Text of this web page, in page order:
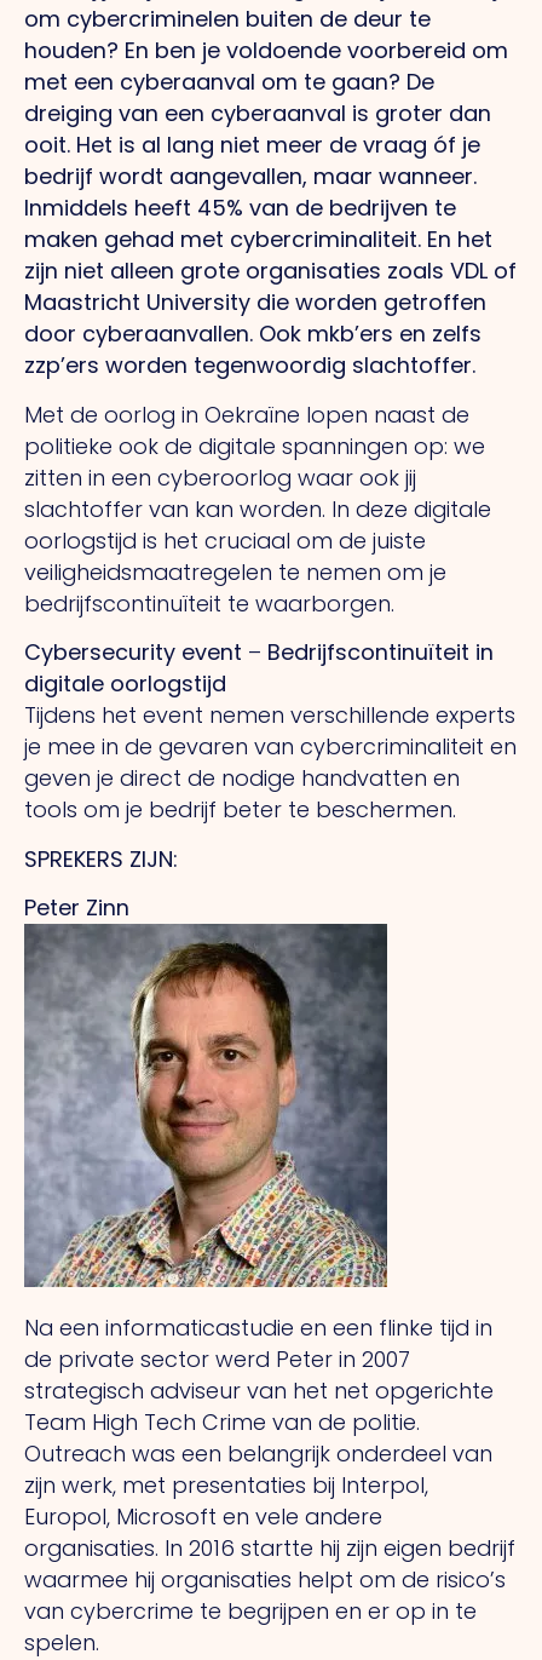
om cybercriminelen buiten de deur te
houden? En ben je voldoende voorbereid om
met een cyberaanval om te gaan? De
dreiging van een cyberaanval is groter dan
ooit. Het is al lang niet meer de vraag óf je
bedrijf wordt aangevallen, maar wanneer.
Inmiddels heeft 45% van de bedrijven te
maken gehad met cybercriminaliteit. En het
zijn niet alleen grote organisaties zoals VDL of
Maastricht University die worden getroffen
door cyberaanvallen. Ook mkb’ers en zelfs
zzp’ers worden tegenwoordig slachtoffer.
Met de oorlog in Oekraïne lopen naast de
politieke ook de digitale spanningen op: we
zitten in een cyberoorlog waar ook jij
slachtoffer van kan worden. In deze digitale
oorlogstijd is het cruciaal om de juiste
veiligheidsmaatregelen te nemen om je
bedrijfscontinuïteit te waarborgen.
Cybersecurity event – Bedrijfscontinuïteit in
digitale oorlogstijd
Tijdens het event nemen verschillende experts
je mee in de gevaren van cybercriminaliteit en
geven je direct de nodige handvatten en
tools om je bedrijf beter te beschermen.
SPREKERS ZIJN:
Peter Zinn
Na een informaticastudie en een flinke tijd in
de private sector werd Peter in 2007
strategisch adviseur van het net opgerichte
Team High Tech Crime van de politie.
Outreach was een belangrijk onderdeel van
zijn werk, met presentaties bij Interpol,
Europol, Microsoft en vele andere
organisaties. In 2016 startte hij zijn eigen bedrijf
waarmee hij organisaties helpt om de risico’s
van cybercrime te begrijpen en er op in te
spelen.